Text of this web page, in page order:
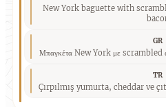
New York baguette with
GR
Μπαγκέτα New York με scrambled
TR
Çırpılmış yumurta, cheddar ve